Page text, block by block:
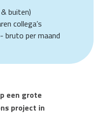
een grote
project in
buiten)
collega’s
bruto per maand